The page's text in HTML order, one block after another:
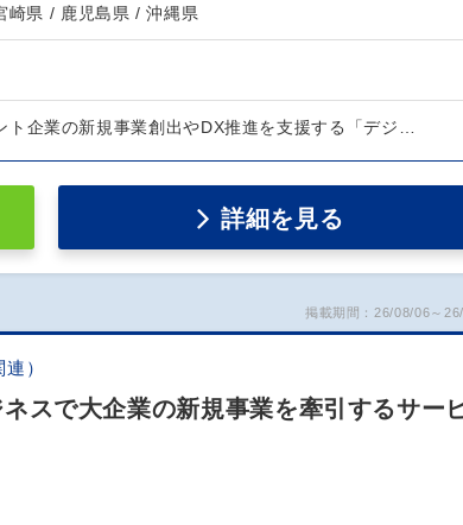
崎県 / 鹿児島県 / 沖縄県
企業の新規事業創出やDX推進を支援する「デジ…
詳細を見る
掲載期間：26/08/06～
）
スで大企業の新規事業を牽引するサー